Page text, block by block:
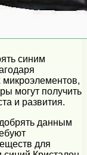
синим
могут получить
и развития.
данным
для